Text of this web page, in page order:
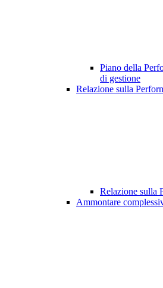
Piano della
di gestione
Relazione sulla
Relazione sulla
Ammontare